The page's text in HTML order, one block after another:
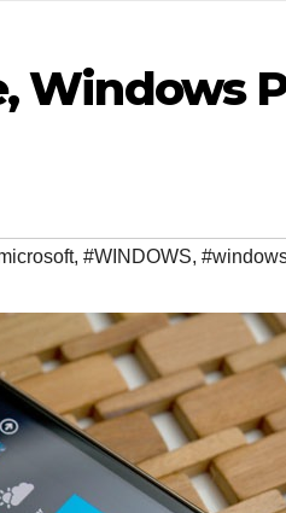
Windows
, #WINDOWS,